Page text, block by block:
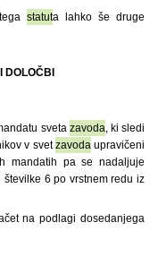
statuta lahko še druge
DOLOČBI
sveta zavoda, ki sledi
v svetzavodaupravičeni
mandatih pa se nadaljuje
6 po vrstnem redu iz
na podlagi dosedanjega